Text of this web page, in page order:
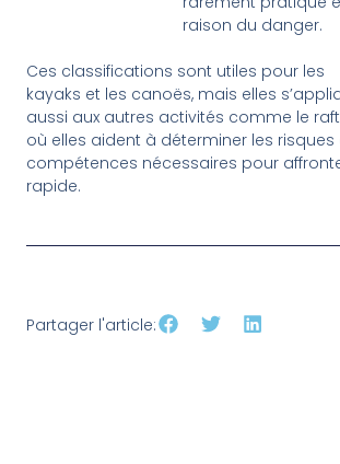
raison du danger.
Ces classifications sont utiles pour les
kayaks et les canoës, mais elles
aussi aux autres activités comme le
où elles aident à déterminer les risques
compétences nécessaires pour
rapide.
Partager l'article: